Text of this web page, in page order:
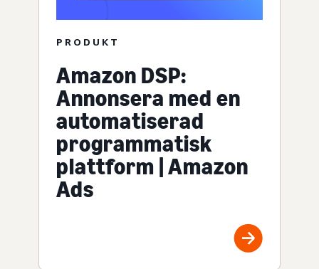
PRODUKT
Amazon DSP:
Annonsera med en
automatiserad
programmatisk
plattform | Amazon
Ads